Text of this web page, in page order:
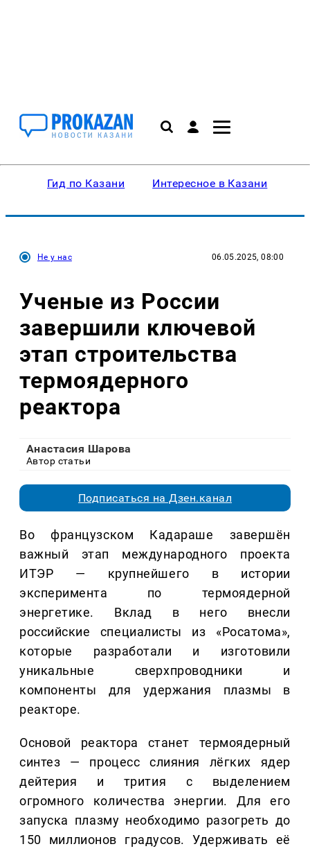
Гид по Казани Интересное в Казани
Не у нас 06.05.2025, 08:00
Ученые из России
завершили ключевой
этап строительства
термоядерного
реактора
Анастасия Шарова
Автор статьи
Подписаться на Дзен.канал
Во французском Кадараше завершён
важный этап международного проекта
ИТЭР — крупнейшего в истории
эксперимента по термоядерной
энергетике. Вклад в него внесли
российские специалисты из «Росатома»,
которые разработали и изготовили
уникальные сверхпроводники и
компоненты для удержания плазмы в
реакторе.
Основой реактора станет термоядерный
синтез — процесс слияния лёгких ядер
дейтерия и трития с выделением
огромного количества энергии. Для его
запуска плазму необходимо разогреть до
150 миллионов градусов. Удерживать её